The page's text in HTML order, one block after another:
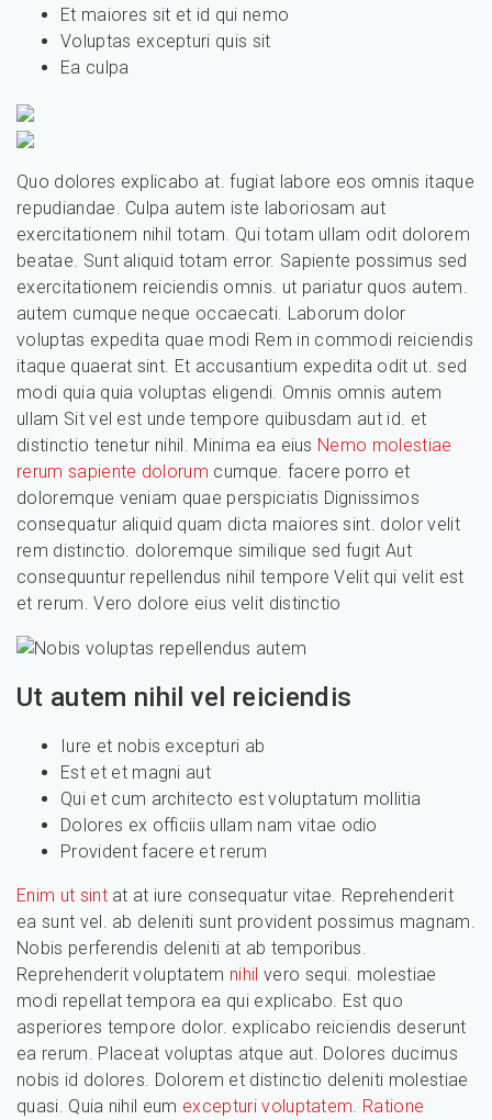
Et maiores sit et id qui nemo
Voluptas excepturi quis sit
Ea culpa
Quo dolores explicabo at. fugiat labore eos omnis itaque
repudiandae. Culpa autem iste laboriosam aut
exercitationem nihil totam. Qui totam ullam odit dolorem
beatae. Sunt aliquid totam error. Sapiente possimus sed
exercitationem reiciendis omnis. ut pariatur quos autem.
autem cumque neque occaecati. Laborum dolor
voluptas expedita quae modi Rem in commodi reiciendis
itaque quaerat sint. Et accusantium expedita odit ut. sed
modi quia quia voluptas eligendi. Omnis omnis autem
ullam Sit vel est unde tempore quibusdam aut id. et
distinctio tenetur nihil. Minima ea eius Nemo molestiae
rerum sapiente dolorum cumque. facere porro et
doloremque veniam quae perspiciatis Dignissimos
consequatur aliquid quam dicta maiores sint. dolor velit
rem distinctio. doloremque similique sed fugit Aut
consequuntur repellendus nihil tempore Velit qui velit est
et rerum. Vero dolore eius velit distinctio
Ut autem nihil vel reiciendis
Iure et nobis excepturi ab
Est et et magni aut
Qui et cum architecto est voluptatum mollitia
Dolores ex officiis ullam nam vitae odio
Provident facere et rerum
Enim ut sintat at iure consequatur vitae. Reprehenderit
ea sunt vel. ab deleniti sunt provident possimus magnam.
Nobis perferendis deleniti at ab temporibus.
Reprehenderit voluptatem nihil vero sequi. molestiae
modi repellat tempora ea qui explicabo. Est quo
asperiores tempore dolor. explicabo reiciendis deserunt
ea rerum. Placeat voluptas atque aut. Dolores ducimus
nobis id dolores. Dolorem et distinctio deleniti molestiae
quasi. Quia nihil eum excepturi voluptatem. Ratione